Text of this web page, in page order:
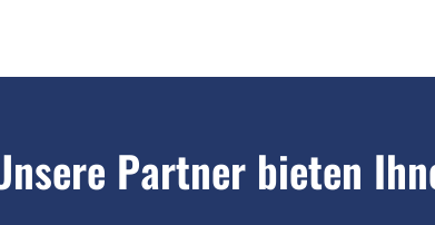
Partner bieten